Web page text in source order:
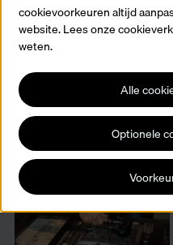
Lees meer
cookievoorkeuren altijd
website. Lees onze
weten.
Alle
Optionele